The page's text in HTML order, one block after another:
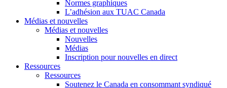
Normes graphiques
L’adhésion aux TUAC Canada
Médias et nouvelles
Médias et nouvelles
Nouvelles
Médias
Inscription pour nouvelles en direct
Ressources
Ressources
Soutenez le Canada en consommant syndiqué